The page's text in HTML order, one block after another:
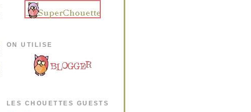
ON UTILISE
LES CHOUETTES GUESTS